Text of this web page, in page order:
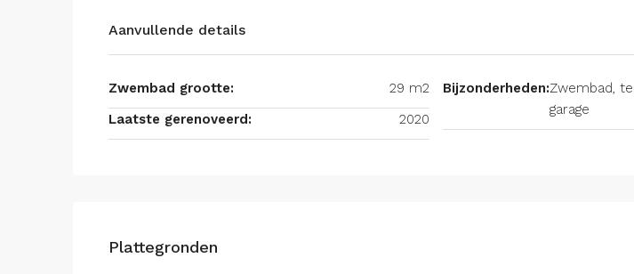
Aanvullende details
Zwembad grootte:
29 m2
Laatste gerenoveerd:
2020
Bijzonderheden:Zwembad,
garage
Plattegronden